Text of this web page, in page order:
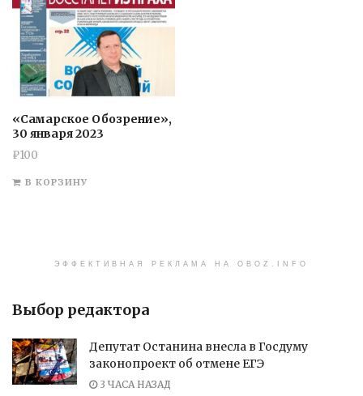
«Самарское Обозрение»,
30 января 2023
₽100
В КОРЗИНУ
ЭФФЕКТИВНАЯ РЕКЛАМА НА OBOZ.INFO
Выбор редактора
Депутат Останина внесла в Госдуму
законопроект об отмене ЕГЭ
3 ЧАСА НАЗАД